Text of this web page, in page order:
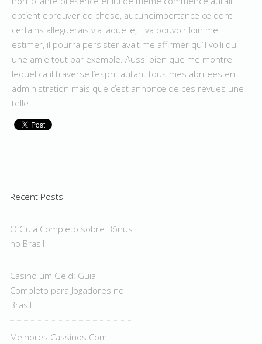
obtient eprouver qq chose, aucuneimportance ce dont
certains alleguerais via laquelle, il va pouvoir loin me
estimer, il pourra persister avait me affirmer qu’il voili qui
une amie tout par exemple. Aussi bien que me montre
lequel ca il traverse l’esprit autant tous mes abritees en
administration mais que c’est annonce de ces revues une
telle..
Recent Posts
O Guia Completo sobre Bônus
no Brasil
Casino um Geld: Guia
Completo para Jogadores no
Brasil
Melhores Cassinos Com